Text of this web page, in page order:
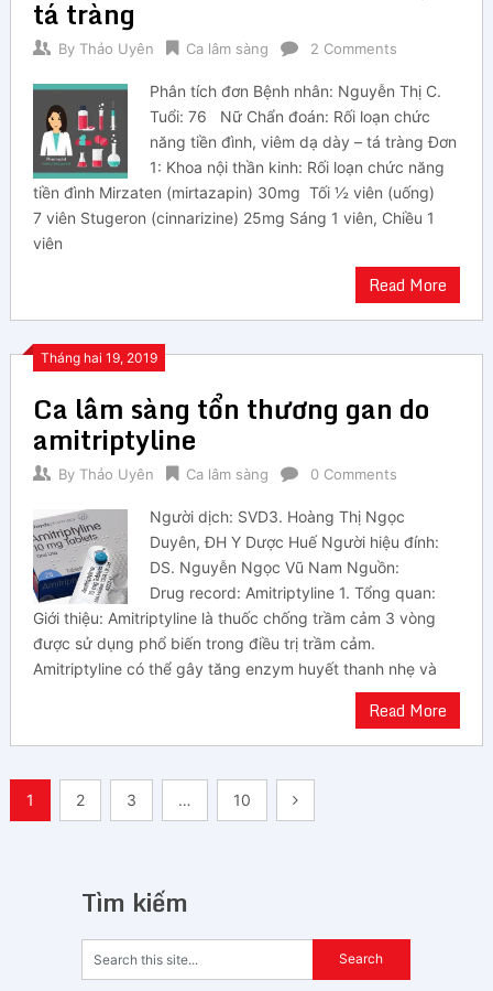
tá tràng
By Thảo Uyên Ca lâm sàng 2 Comments
Phân tích đơn Bệnh nhân: Nguyễn Thị C.
Tuổi: 76 Nữ Chẩn đoán: Rối loạn chức
năng tiền đình, viêm dạ dày – tá tràng Đơn
1: Khoa nội thần kinh: Rối loạn chức năng
tiền đình Mirzaten (mirtazapin) 30mg Tối ½ viên (uống)
7 viên Stugeron (cinnarizine) 25mg Sáng 1 viên, Chiều 1
viên
Read More
Tháng hai 19, 2019
Ca lâm sàng tổn thương gan do
amitriptyline
By Thảo Uyên Ca lâm sàng 0 Comments
Người dịch: SVD3. Hoàng Thị Ngọc
Duyên, ĐH Y Dược Huế Người hiệu đính:
DS. Nguyễn Ngọc Vũ Nam Nguồn:
Drug record: Amitriptyline 1. Tổng quan:
Giới thiệu: Amitriptyline là thuốc chống trầm cảm 3 vòng
được sử dụng phổ biến trong điều trị trầm cảm.
Amitriptyline có thể gây tăng enzym huyết thanh nhẹ và
Read More
Điều
1 2 3 … 10
Tìm kiếm